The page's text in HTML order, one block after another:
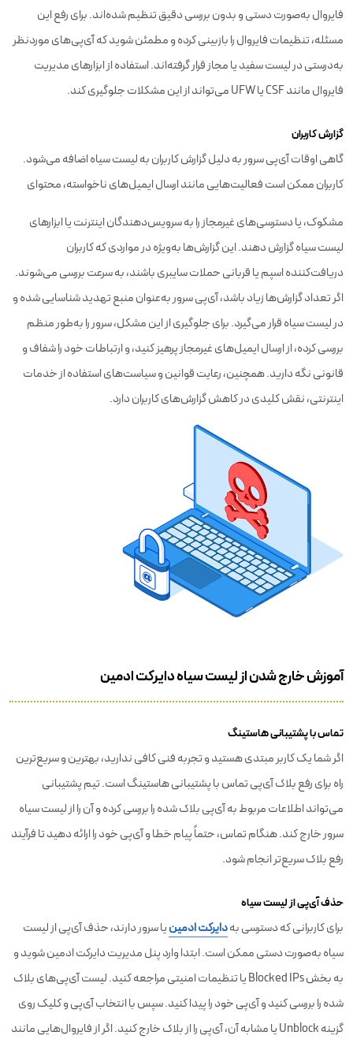
فایروال به‌صورت دستی و بدون بررسی دقیق تنظیم شده‌اند. برای رفع این
مسئله، تنظیمات فایروال را بازبینی کرده و مطمئن شوید که آی‌پی‌های موردنظر
به‌درستی در لیست سفید یا مجاز قرار گرفته‌اند. استفاده از ابزارهای مدیریت
فایروال مانند CSF یا UFW می‌تواند از این مشکلات جلوگیری کند.
گزارش کاربران
گاهی اوقات آی‌پی سرور به دلیل گزارش کاربران به لیست سیاه اضافه می‌شود.
کاربران ممکن است فعالیت‌هایی مانند ارسال ایمیل‌های ناخواسته، محتوای
مشکوک، یا دسترسی‌های غیرمجاز را به سرویس‌دهندگان اینترنت یا ابزارهای
لیست سیاه گزارش دهند. این گزارش‌ها به‌ویژه در مواردی که کاربران
دریافت‌کننده اسپم یا قربانی حملات سایبری باشند، به سرعت بررسی می‌شوند.
اگر تعداد گزارش‌ها زیاد باشد، آی‌پی سرور به‌عنوان منبع تهدید شناسایی شده و
در لیست سیاه قرار می‌گیرد. برای جلوگیری از این مشکل، سرور را به‌طور منظم
بررسی کرده، از ارسال ایمیل‌های غیرمجاز پرهیز کنید، و ارتباطات خود را شفاف و
قانونی نگه دارید. همچنین، رعایت قوانین و سیاست‌های استفاده از خدمات
اینترنتی، نقش کلیدی در کاهش گزارش‌های کاربران دارد.
آموزش خارج شدن از لیست سیاه دایرکت ادمین
تماس با پشتیبانی هاستینگ
اگر شما یک کاربر مبتدی هستید و تجربه فنی کافی ندارید، بهترین و سریع‌ترین
راه برای رفع بلاک آی‌پی تماس با پشتیبانی هاستینگ است. تیم پشتیبانی
می‌تواند اطلاعات مربوط به آی‌پی بلاک شده را بررسی کرده و آن را از لیست سیاه
سرور خارج کند. هنگام تماس، حتماً پیام خطا و آی‌پی خود را ارائه دهید تا فرآیند
رفع بلاک سریع‌تر انجام شود.
حذف آی‌پی از لیست سیاه
برای کاربرانی که دسترسی بهدایرکت ادمینیا سرور دارند، حذف آی‌پی از لیست
سیاه به‌صورت دستی ممکن است. ابتدا وارد پنل مدیریت دایرکت ادمین شوید و
به بخش Blocked IPs یا تنظیمات امنیتی مراجعه کنید. لیست آی‌پی‌های بلاک
شده را بررسی کنید و آی‌پی خود را پیدا کنید. سپس با انتخاب آی‌پی و کلیک روی
گزینه Unblock یا مشابه آن، آی‌پی را از بلاک خارج کنید. اگر از فایروال‌هایی مانند